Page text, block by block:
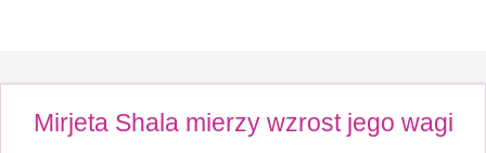
Mirjeta Shala mierzy wzrost jego wagi